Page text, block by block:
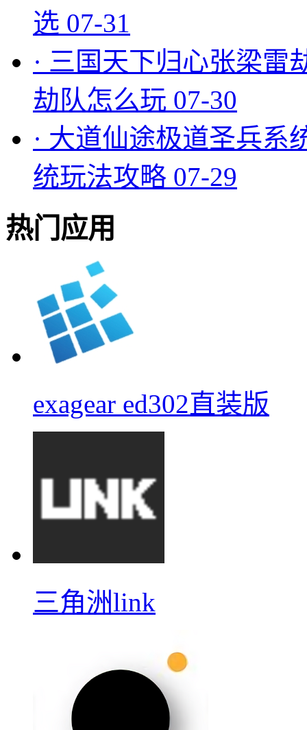
选 07-31
· 三国天下归心张梁雷
劫队怎么玩 07-30
· 大道仙途极道圣兵系
统玩法攻略 07-29
热门应用
exagear ed302直装版
三角洲link